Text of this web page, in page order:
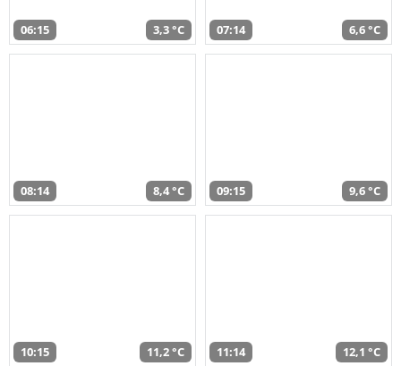
06:15 3,3 °C 07:14 6,6 °C
08:14 8,4 °C 09:15 9,6 °C
10:15 11,2 °C 11:14 12,1 °C